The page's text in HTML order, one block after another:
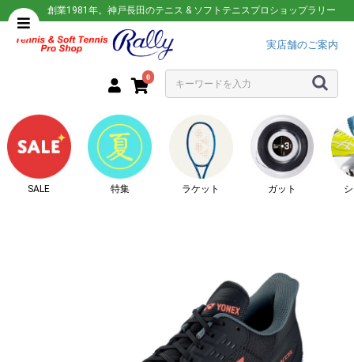
創業1981年。神戸長田のテニス & ソフトテニスプロショップラリー
実店舗のご案内
0
SALE 特集 ラケット ガット